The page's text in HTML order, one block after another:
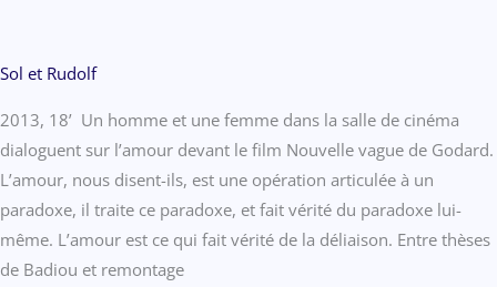
Sol et Rudolf
2013, 18’ Un homme et une femme dans la salle de cinéma
dialoguent sur l’amour devant le film Nouvelle vague de Godard.
L’amour, nous disent-ils, est une opération articulée à un
paradoxe, il traite ce paradoxe, et fait vérité du paradoxe lui-
même. L’amour est ce qui fait vérité de la déliaison. Entre thèses
de Badiou et remontage